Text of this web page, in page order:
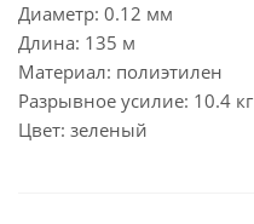
Диаметр: 0.12 мм
Длина: 135 м
Материал: полиэтилен
Разрывное усилие: 10.4 кг
Цвет: зеленый